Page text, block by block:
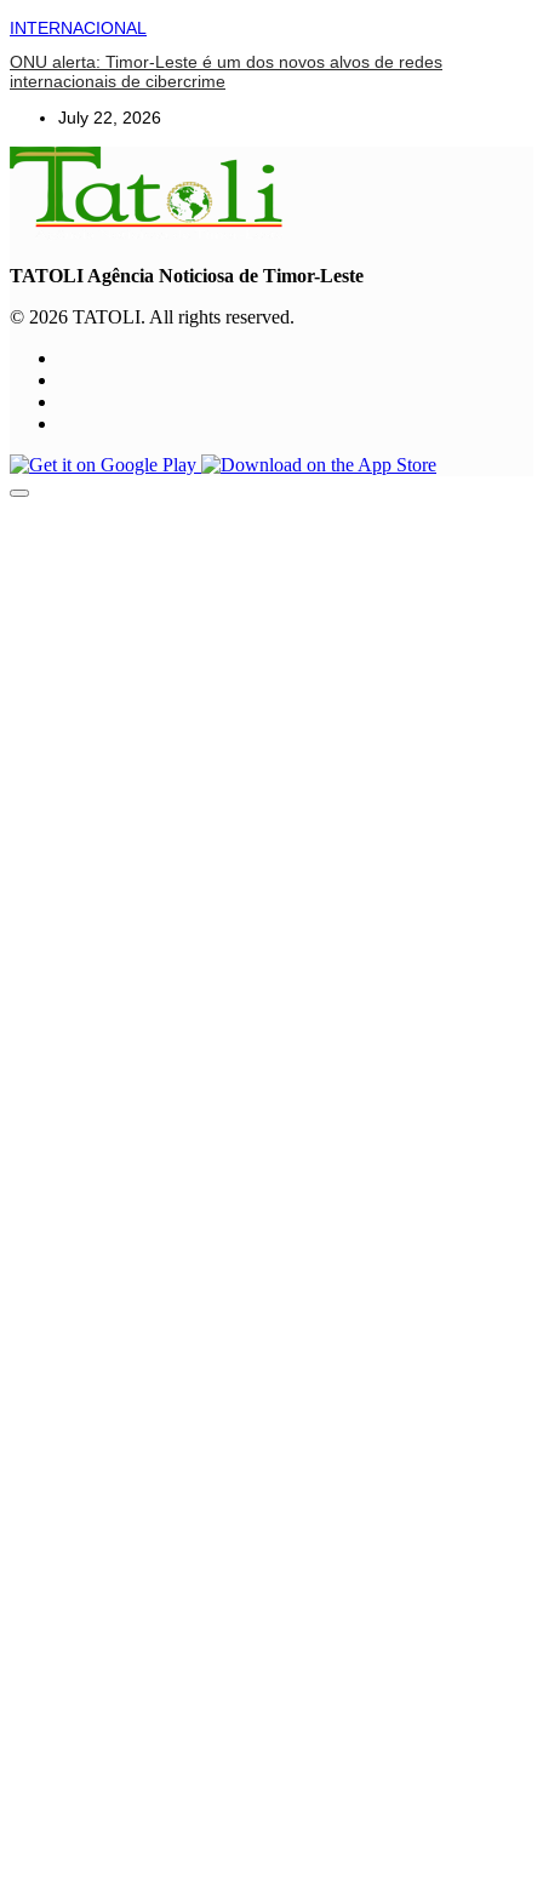
INTERNACIONAL
ONU alerta: Timor-Leste é um dos novos alvos de redes
internacionais de cibercrime
July 22, 2026
TATOLI Agência Noticiosa de Timor-Leste
© 2026 TATOLI. All rights reserved.